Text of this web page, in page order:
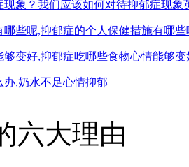
象？我们应该如何对待抑郁症现象
些呢,抑郁症的个人保健措施有哪些
变好,抑郁症吃哪些食物心情能够变
,奶水不足心情抑郁
六大理由